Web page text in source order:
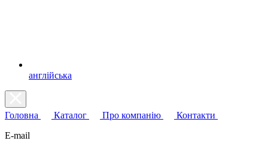
англійська
Головна Каталог Про компанію
Контакти
E-mail